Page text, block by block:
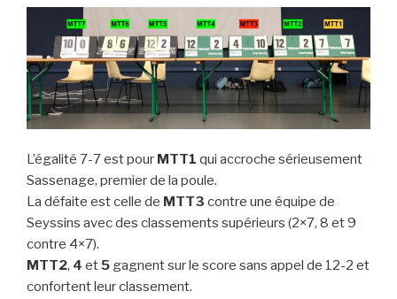
L’égalité 7-7 est pour MTT1 qui accroche sérieusement
Sassenage, premier de la poule.
La défaite est celle de MTT3 contre une équipe de
Seyssins avec des classements supérieurs (2×7, 8 et 9
contre 4×7).
MTT2, 4 et5 gagnent sur le score sans appel de 12-2 et
confortent leur classement.